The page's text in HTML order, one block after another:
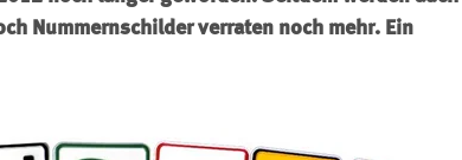
Nummernschilder verraten noch mehr. Ein